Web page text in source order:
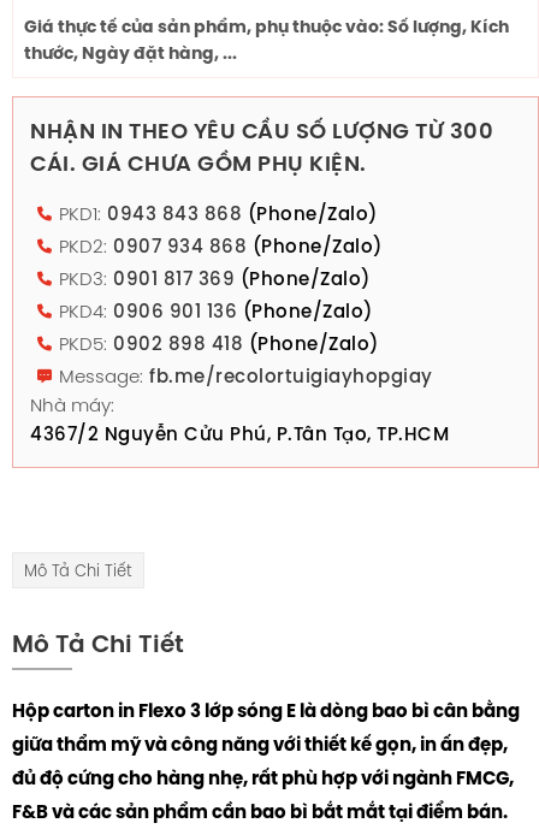
Giá thực tế của sản phẩm, phụ thuộc vào: Số lượng, Kích
thước, Ngày đặt hàng, ...
NHẬN IN THEO YÊU CẦU SỐ LƯỢNG TỪ 300
CÁI. GIÁ CHƯA GỒM PHỤ KIỆN.
PKD1: 0943 843 868 (Phone/Zalo)
PKD2: 0907 934 868 (Phone/Zalo)
PKD3: 0901 817 369 (Phone/Zalo)
PKD4: 0906 901 136 (Phone/Zalo)
PKD5: 0902 898 418 (Phone/Zalo)
Message: fb.me/recolortuigiayhopgiay
Nhà máy:
4367/2 Nguyễn Cửu Phú, P.Tân Tạo, TP.HCM
Mô Tả Chi Tiết
Mô Tả Chi Tiết
Hộp carton in Flexo 3 lớp sóng E là dòng bao bì cân bằng
giữa thẩm mỹ và công năng với thiết kế gọn, in ấn đẹp,
đủ độ cứng cho hàng nhẹ, rất phù hợp với ngành FMCG,
F&B và các sản phẩm cần bao bì bắt mắt tại điểm bán.